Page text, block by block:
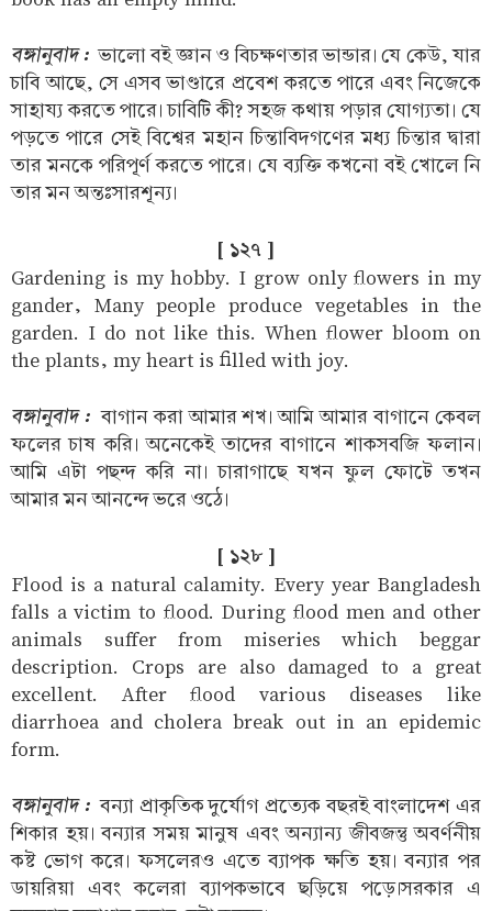
বঙ্গানুবাদ : ভালো বই জ্ঞান ও বিচক্ষণতার ভান্ডার। যে কেউ, যার
চাবি আছে, সে এসব ভাণ্ডারে প্রবেশ করতে পারে এবং নিজেকে
সাহায্য করতে পারে। চাবিটি কী? সহজ কথায় পড়ার যোগ্যতা। যে
পড়তে পারে সেই বিশ্বের মহান চিন্তাবিদগণের মধ্য চিন্তার দ্বারা
তার মনকে পরিপূর্ণ করতে পারে। যে ব্যক্তি কখনো বই খোলে নি
তার মন অন্তঃসারশূন্য।
[ ১২৭ ]
Gardening is my hobby. I grow only flowers in my
gander, Many people produce vegetables in the
garden. I do not like this. When flower bloom on
the plants, my heart is filled with joy.
বঙ্গানুবাদ : বাগান করা আমার শখ। আমি আমার বাগানে কেবল
ফলের চাষ করি। অনেকেই তাদের বাগানে শাকসবজি ফলান।
আমি এটা পছন্দ করি না। চারাগাছে যখন ফুল ফোটে তখন
আমার মন আনন্দে ভরে ওঠে।
[ ১২৮ ]
Flood is a natural calamity. Every year Bangladesh
falls a victim to flood. During flood men and other
animals suffer from miseries which beggar
description. Crops are also damaged to a great
excellent. After flood various diseases like
diarrhoea and cholera break out in an epidemic
form.
বঙ্গানুবাদ : বন্যা প্রাকৃতিক দুর্যোগ প্রত্যেক বছরই বাংলাদেশ এর
শিকার হয়। বন্যার সময় মানুষ এবং অন্যান্য জীবজন্তু অবর্ণনীয়
কষ্ট ভোগ করে। ফসলেরও এতে ব্যাপক ক্ষতি হয়। বন্যার পর
ডায়রিয়া এবং কলেরা ব্যাপকভাবে ছড়িয়ে পড়ে।সরকার এ